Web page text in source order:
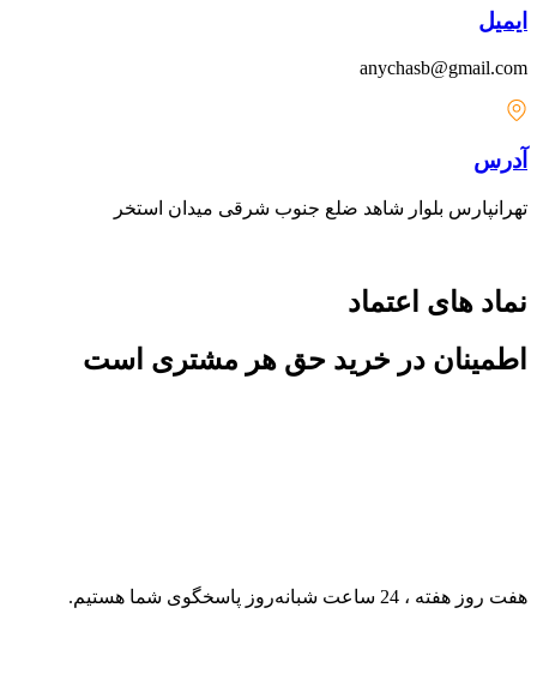
ایمیل
anychasb@gmail.com
آدرس
تهرانپارس بلوار شاهد ضلع جنوب شرقی میدان استخر
نماد های اعتماد
اطمینان در خرید حق هر مشتری است
هفت روز هفته ، 24 ساعت شبانه‌روز پاسخگوی شما هستیم.